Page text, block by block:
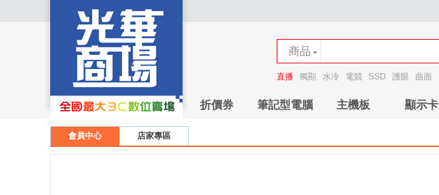
商品
商店
直播 獨顯 水冷 電競 SSD 護眼 曲面
折價券 筆記型電腦 主機板 顯示卡
會員中心 店家專區